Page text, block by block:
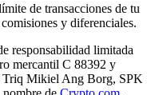
de transacciones de tu
y diferenciales.
responsabilidad limitada
mercantil C 88392 y
Triq Mikiel Ang Borg, SPK